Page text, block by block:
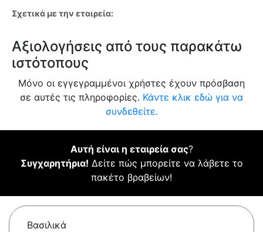
Σχετικά με την εταιρεία:
Αξιολογήσεις από τους παρακάτω
ιστότοπους
Μόνο οι εγγεγραμμένοι χρήστες έχουν πρόσβαση
σε αυτές τις πληροφορίες. Κάντε κλικ εδώ για να
συνδεθείτε.
Αυτή είναι η εταιρεία σας?
Συγχαρητήρια! Δείτε πώς μπορείτε να λάβετε το
πακέτο βραβείων!
Βασιλικά